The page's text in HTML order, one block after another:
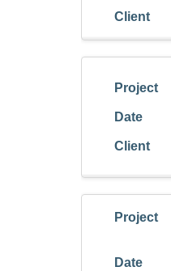
Client
Project
Date
Client
Project
Date